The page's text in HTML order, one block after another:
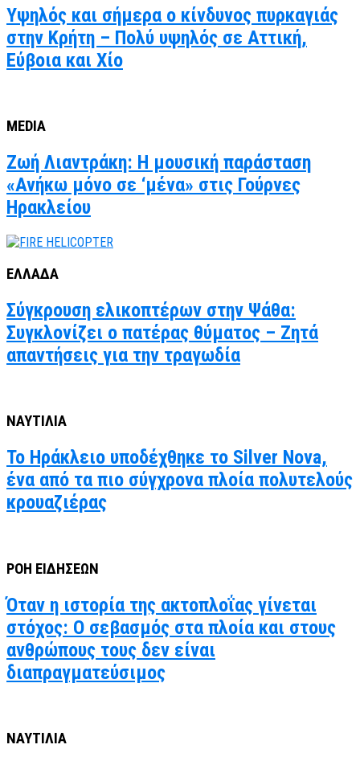
Υψηλός και σήμερα ο κίνδυνος πυρκαγιάς
στην Κρήτη – Πολύ υψηλός σε Αττική,
Εύβοια και Χίο
MEDIA
Ζωή Λιαντράκη: Η μουσική παράσταση
«Ανήκω μόνο σε ‘μένα» στις Γούρνες
Ηρακλείου
ΕΛΛΑΔΑ
Σύγκρουση ελικοπτέρων στην Ψάθα:
Συγκλονίζει ο πατέρας θύματος – Ζητά
απαντήσεις για την τραγωδία
ΝΑΥΤΙΛΙΑ
Το Ηράκλειο υποδέχθηκε το Silver Nova,
ένα από τα πιο σύγχρονα πλοία πολυτελούς
κρουαζιέρας
ΡΟΗ ΕΙΔΗΣΕΩΝ
Όταν η ιστορία της ακτοπλοΐας γίνεται
στόχος: Ο σεβασμός στα πλοία και στους
ανθρώπους τους δεν είναι
διαπραγματεύσιμος
ΝΑΥΤΙΛΙΑ